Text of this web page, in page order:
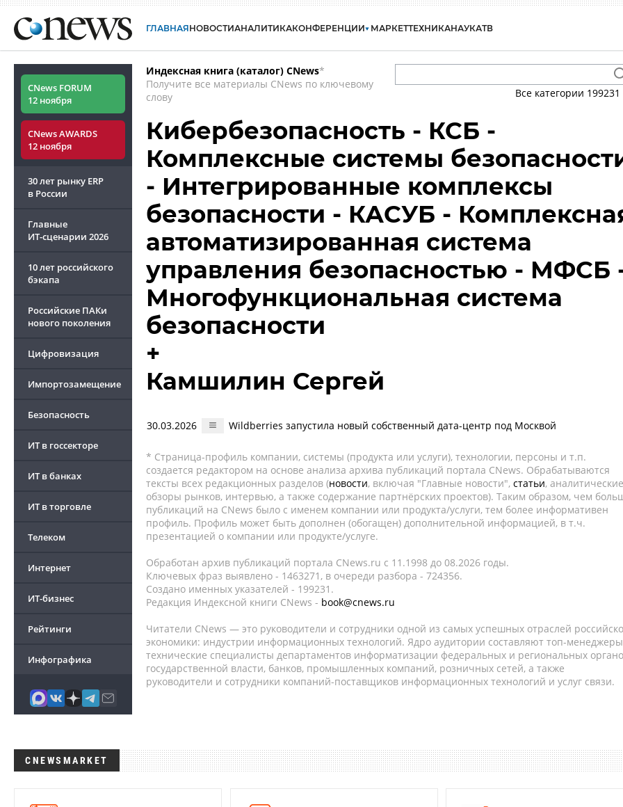
ГЛАВНАЯНОВОСТИАНАЛИТИКАКОНФЕРЕНЦИИ МАРКЕТТЕХНИКАНАУКАТВ
CNews FORUM
12 ноября
CNews AWARDS
12 ноября
30 лет рынку ERP
в России
Главные
ИТ-сценарии 2026
10 лет российского
бэкапа
Российские ПАКи
нового поколения
Цифровизация
Импортозамещение
Безопасность
ИТ в госсекторе
ИТ в банках
ИТ в торговле
Телеком
Интернет
ИТ-бизнес
Рейтинги
Инфографика
Индексная книга (каталог) CNews*
Получите все материалы CNews по ключевому
слову
Все категории 199231
Кибербезопасность - КСБ -
Комплексные системы
- Интегрированные комплексы
безопасности - КАСУБ -
автоматизированная система
управления безопасностью - МФСБ
Многофункциональная система
безопасности
+
Камшилин Сергей
30.03.2026 Wildberries запустила новый собственный дата-центр под Москвой
* Страница-профиль компании, системы (продукта или услуги), технологии, персоны и т.п.
создается редактором на основе анализа архива публикаций портала CNews. Обрабатываются
тексты всех редакционных разделов (новости, включая "Главные новости", статьи, аналитические
обзоры рынков, интервью, а также содержание партнёрских проектов). Таким образом, чем
публикаций на CNews было с именем компании или продукта/услуги, тем более информативен
профиль. Профиль может быть дополнен (обогащен) дополнительной информацией, в т.ч.
презентацией о компании или продукте/услуге.
Обработан архив публикаций портала CNews.ru c 11.1998 до 08.2026 годы.
Ключевых фраз выявлено - 1463271, в очереди разбора - 724356.
Создано именных указателей - 199231.
Редакция Индексной книги CNews - book@cnews.ru
Читатели CNews — это руководители и сотрудники одной из самых успешных отраслей
экономики: индустрии информационных технологий. Ядро аудитории составляют топ-
технические специалисты департаментов информатизации федеральных и региональных
государственной власти, банков, промышленных компаний, розничных сетей, а также
руководители и сотрудники компаний-поставщиков информационных технологий и услуг связи.
CNEWSMARKET